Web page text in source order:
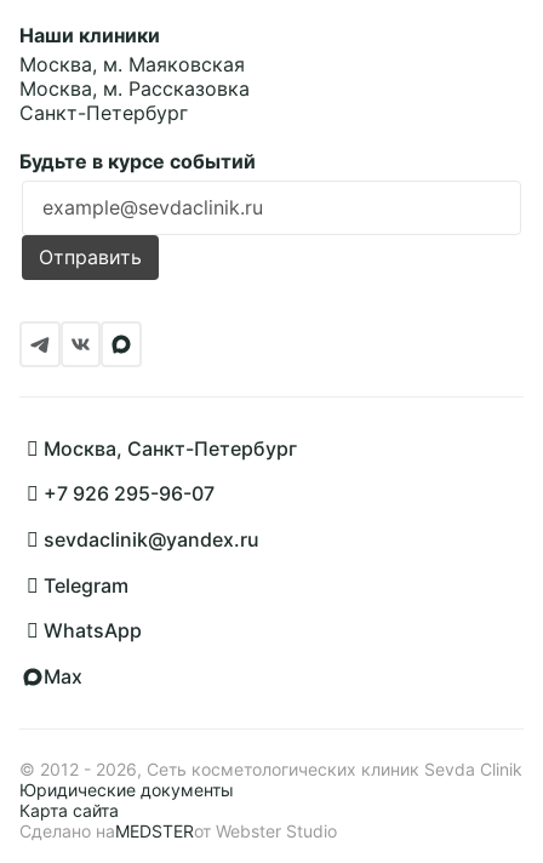
Наши клиники
Москва, м. Маяковская
Москва, м. Рассказовка
Санкт-Петербург
Будьте в курсе событий
Ошибка заполнения
Отправить
Москва, Санкт-Петербург
+7 926 295-96-07
sevdaclinik@yandex.ru
Telegram
WhatsApp
Max
© 2012 - 2026, Сеть косметологических клиник Sevda Clinik
Юридические документы
Карта сайта
Сделано наMEDSTERот Webster Studio